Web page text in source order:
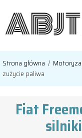
Strona główna /
zużycie paliwa
Fiat